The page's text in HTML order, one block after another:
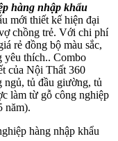
hàng nhập khẩu
mới thiết kế hiện đại
chồng trẻ. Với chi phí
rẻ đồng bộ màu sắc,
yêu thích.. Combo
của Nội Thất 360
ngủ, tủ đầu giường, tủ
làm từ gỗ công nghiệp
năm).